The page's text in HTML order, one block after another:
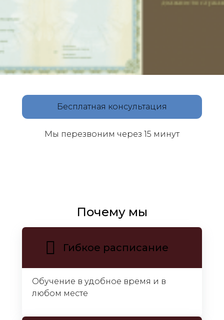
Бесплатная консультация
Мы перезвоним через 15 минут
Почему мы
Гибкое расписание
Обучение в удобное время и в
любом месте